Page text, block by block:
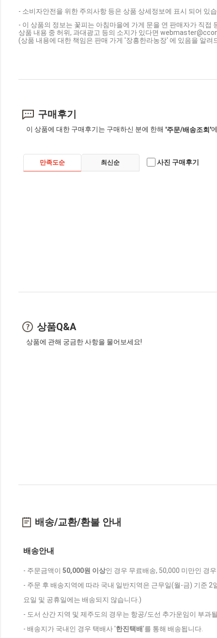
- 소비자안전을 위한 주의사항 등은 상품 상세정보에 표시 되어 있
- 이 상품의 정보는 꽃피는 아침마을에 가게 문을 연 판매자가 직접
상품 내용 중 허위, 과대광고 등의 소지가 있다면
(상품 내용에 대한 책임은 판매 가게 '장흥한라농장' 에 있음을 알려
구매후기
이 상품에 대한 구매후기는 구매하신 분에 한해 '주문/배송조회'
만족도순 최신순 사진 구매후기
상품Q&A
상품에 관해 궁금한 사항을 물어보세요!
배송/교환/환불 안내
배송안내
- 주문금액이 50,000원 이상인 경우 무료배송, 50,000 미만인 경
- 주문 후 배송지역에 따라 국내 일반지역은 근무일(월-금) 기준
요일 및 공휴일에는 배송되지 않습니다.)
- 도서 산간 지역 및 제주도의 경우는 항공/도선 추가운임이 부과
- 배송지가 국내인 경우 택배사 '한진택배'를 통해 배송됩니다.